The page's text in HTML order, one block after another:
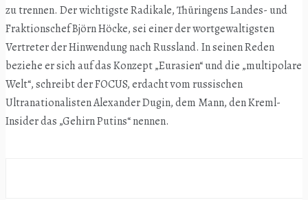
zu trennen. Der wichtigste Radikale, Thüringens Landes- und
Fraktionschef Björn Höcke, sei einer der wortgewaltigsten
Vertreter der Hinwendung nach Russland. In seinen Reden
beziehe er sich auf das Konzept „Eurasien“ und die „multipolare
Welt“, schreibt der FOCUS, erdacht vom russischen
Ultranationalisten Alexander Dugin, dem Mann, den Kreml-
Insider das „Gehirn Putins“ nennen.